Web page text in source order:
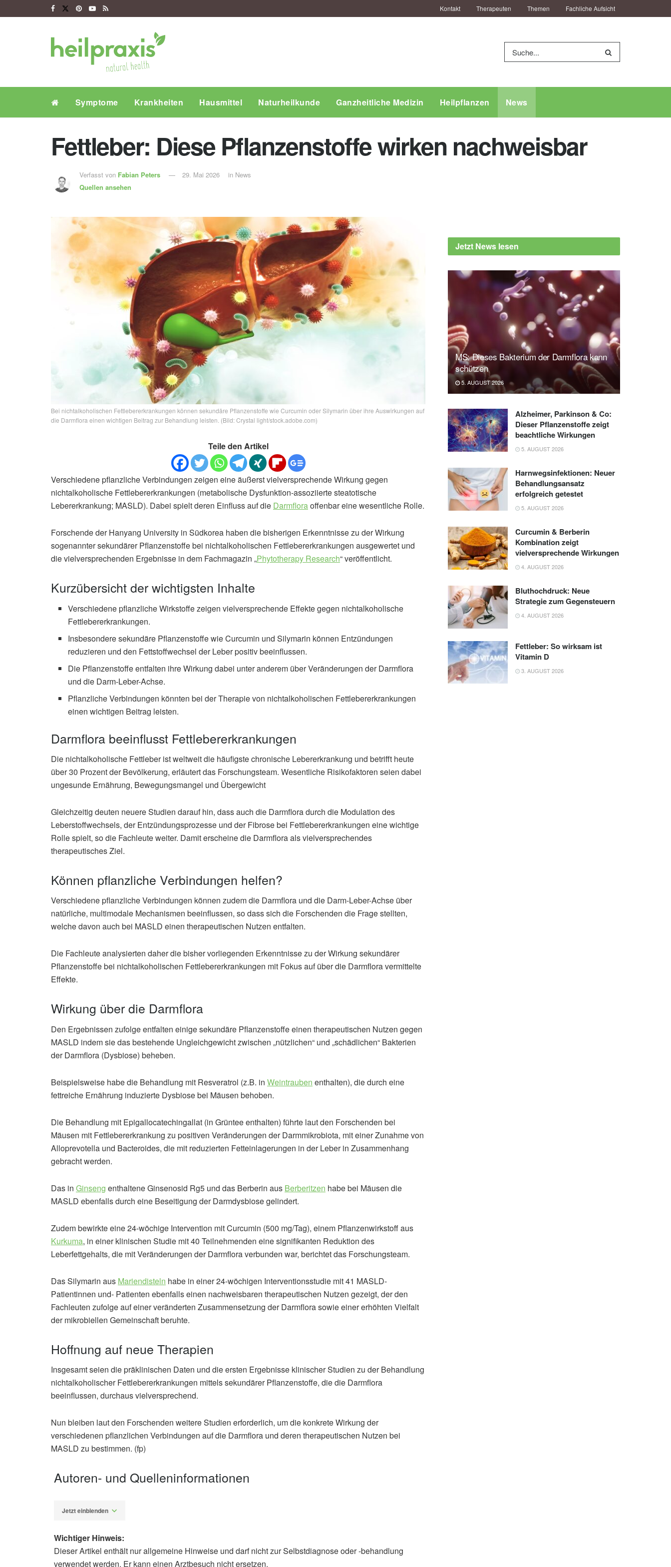
Kontakt Therapeuten Themen Fachliche Aufsicht
Symptome Krankheiten Hausmittel Naturheilkunde Ganzheitliche Medizin Heilpflanzen News
Fettleber: Diese Pflanzenstoffe wirken nachweisbar
Verfasst von Fabian Peters
Quellen ansehen
29. Mai 2026 in News
Bei nichtalkoholischen Fettlebererkrankungen können sekundäre Pflanzenstoffe wie Curcumin oder Silymarin über ihre Auswirkungen auf
die Darmflora einen wichtigen Beitrag zur Behandlung leisten. (Bild: Crystal light/stock.adobe.com)
Teile den Artikel
Verschiedene pflanzliche Verbindungen zeigen eine äußerst vielversprechende Wirkung gegen
nichtalkoholische Fettlebererkrankungen (metabolische Dysfunktion-assoziierte steatotische
Lebererkrankung; MASLD). Dabei spielt deren Einfluss auf die Darmfloraoffenbar eine wesentliche Rolle.
Forschende der Hanyang University in Südkorea haben die bisherigen Erkenntnisse zu der Wirkung
sogenannter sekundärer Pflanzenstoffe bei nichtalkoholischen Fettlebererkrankungen ausgewertet und
die vielversprechenden Ergebnisse in dem Fachmagazin „Phytotherapy Research“ veröffentlicht.
Kurzübersicht der wichtigsten Inhalte
Verschiedene pflanzliche Wirkstoffe zeigen vielversprechende Effekte gegen nichtalkoholische
Fettlebererkrankungen.
Insbesondere sekundäre Pflanzenstoffe wie Curcumin und Silymarin können Entzündungen
reduzieren und den Fettstoffwechsel der Leber positiv beeinflussen.
Die Pflanzenstoffe entfalten ihre Wirkung dabei unter anderem über Veränderungen der Darmflora
und die Darm-Leber-Achse.
Pflanzliche Verbindungen könnten bei der Therapie von nichtalkoholischen Fettlebererkrankungen
einen wichtigen Beitrag leisten.
Darmflora beeinflusst Fettlebererkrankungen
Die nichtalkoholische Fettleber ist weltweit die häufigste chronische Lebererkrankung und betrifft heute
über 30 Prozent der Bevölkerung, erläutert das Forschungsteam. Wesentliche Risikofaktoren seien dabei
ungesunde Ernährung, Bewegungsmangel und Übergewicht
Gleichzeitig deuten neuere Studien darauf hin, dass auch die Darmflora durch die Modulation des
Leberstoffwechsels, der Entzündungsprozesse und der Fibrose bei Fettlebererkrankungen eine wichtige
Rolle spielt, so die Fachleute weiter. Damit erscheine die Darmflora als vielversprechendes
therapeutisches Ziel.
Können pflanzliche Verbindungen helfen?
Verschiedene pflanzliche Verbindungen können zudem die Darmflora und die Darm-Leber-Achse über
natürliche, multimodale Mechanismen beeinflussen, so dass sich die Forschenden die Frage stellten,
welche davon auch bei MASLD einen therapeutischen Nutzen entfalten.
Die Fachleute analysierten daher die bisher vorliegenden Erkenntnisse zu der Wirkung sekundärer
Pflanzenstoffe bei nichtalkoholischen Fettlebererkrankungen mit Fokus auf über die Darmflora vermittelte
Effekte.
Wirkung über die Darmflora
Den Ergebnissen zufolge entfalten einige sekundäre Pflanzenstoffe einen therapeutischen Nutzen gegen
MASLD indem sie das bestehende Ungleichgewicht zwischen „nützlichen“ und „schädlichen“ Bakterien
der Darmflora (Dysbiose) beheben.
Beispielsweise habe die Behandlung mit Resveratrol (z.B. in Weintrauben enthalten), die durch eine
fettreiche Ernährung induzierte Dysbiose bei Mäusen behoben.
Die Behandlung mit Epigallocatechingallat (in Grüntee enthalten) führte laut den Forschenden bei
Mäusen mit Fettlebererkrankung zu positiven Veränderungen der Darmmikrobiota, mit einer Zunahme von
Alloprevotella und Bacteroides, die mit reduzierten Fetteinlagerungen in der Leber in Zusammenhang
gebracht werden.
Das in Ginseng enthaltene Ginsenosid Rg5 und das Berberin aus Berberitzen habe bei Mäusen die
MASLD ebenfalls durch eine Beseitigung der Darmdysbiose gelindert.
Zudem bewirkte eine 24-wöchige Intervention mit Curcumin (500 mg/Tag), einem Pflanzenwirkstoff aus
Kurkuma, in einer klinischen Studie mit 40 Teilnehmenden eine signifikanten Reduktion des
Leberfettgehalts, die mit Veränderungen der Darmflora verbunden war, berichtet das Forschungsteam.
Das Silymarin aus Mariendisteln habe in einer 24-wöchigen Interventionsstudie mit 41 MASLD-
Patientinnen und- Patienten ebenfalls einen nachweisbaren therapeutischen Nutzen gezeigt, der den
Fachleuten zufolge auf einer veränderten Zusammensetzung der Darmflora sowie einer erhöhten Vielfalt
der mikrobiellen Gemeinschaft beruhte.
Hoffnung auf neue Therapien
Insgesamt seien die präklinischen Daten und die ersten Ergebnisse klinischer Studien zu der Behandlung
nichtalkoholischer Fettlebererkrankungen mittels sekundärer Pflanzenstoffe, die die Darmflora
beeinflussen, durchaus vielversprechend.
Nun bleiben laut den Forschenden weitere Studien erforderlich, um die konkrete Wirkung der
verschiedenen pflanzlichen Verbindungen auf die Darmflora und deren therapeutischen Nutzen bei
MASLD zu bestimmen. (fp)
Autoren- und Quelleninformationen
Jetzt einblenden
Fabian Peters
Wichtiger Hinweis:
Dieser Artikel enthält nur allgemeine Hinweise und darf nicht zur Selbstdiagnose oder -behandlung
verwendet werden. Er kann einen Arztbesuch nicht ersetzen.
Jetzt News lesen
MS: Dieses Bakterium der Darmflora kann
schützen
5. AUGUST 2026
Alzheimer, Parkinson & Co:
Dieser Pflanzenstoffe zeigt
beachtliche Wirkungen
5. AUGUST 2026
Harnwegsinfektionen: Neuer
Behandlungsansatz
erfolgreich getestet
5. AUGUST 2026
Curcumin & Berberin
Kombination zeigt
vielversprechende Wirkungen
4. AUGUST 2026
Bluthochdruck: Neue
Strategie zum Gegensteuern
4. AUGUST 2026
Fettleber: So wirksam ist
Vitamin D
3. AUGUST 2026